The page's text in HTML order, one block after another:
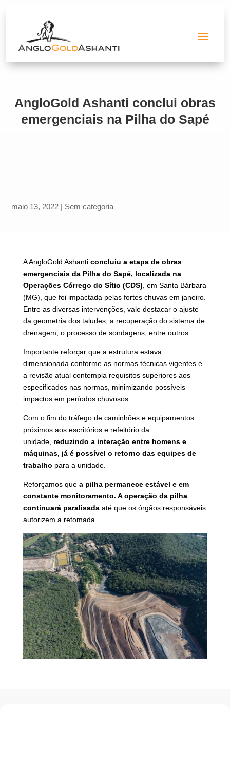
AngloGold Ashanti conclui obras
emergenciais na Pilha do Sapé
maio 13, 2022 | Sem categoria
A AngloGold Ashanti concluiu a etapa de obras
emergenciais da Pilha do Sapé, localizada na
Operações Córrego do Sítio (CDS) , em Santa Bárbara
(MG), que foi impactada pelas fortes chuvas em janeiro.
Entre as diversas intervenções, vale destacar o ajuste
da geometria dos taludes, a recuperação do sistema de
drenagem, o processo de sondagens, entre outros.
Importante reforçar que a estrutura estava
dimensionada conforme as normas técnicas vigentes e
a revisão atual contempla requisitos superiores aos
especificados nas normas, minimizando possíveis
impactos em períodos chuvosos.
Com o fim do tráfego de caminhões e equipamentos
próximos aos escritórios e refeitório da
unidade, reduzindo a interação entre homens e
máquinas, já é possível o retorno das equipes de
trabalho para a unidade.
Reforçamos que a pilha permanece estável e em
constante monitoramento. A operação da pilha
continuará paralisada até que os órgãos responsáveis
autorizem a retomada.